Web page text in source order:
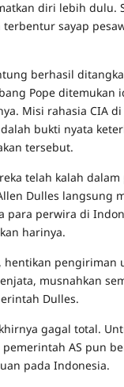
diri lebih dulu.
terbentur sayap
berhasil
Pope ditemukan
Misi rahasia CIA
bukti nyata
tersebut.
telah kalah
Dulles langsung
para perwira di
harinya.
hentikan pengiriman
musnahkan
Dulles.
gagal total.
pemerintah AS pun
pada Indonesia.